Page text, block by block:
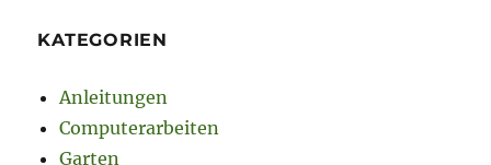
KATEGORIEN
Anleitungen
Computerarbeiten
Garten